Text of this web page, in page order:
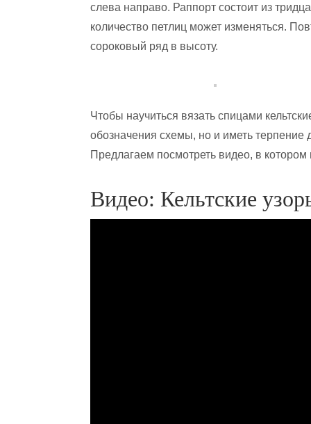
слева направо. Раппорт состоит из
количество петлиц может изменяться.
сороковый ряд в высоту.
Чтобы научиться вязать спицами
обозначения схемы, но и иметь терпение
Предлагаем посмотреть видео, в
Видео: Кельтские